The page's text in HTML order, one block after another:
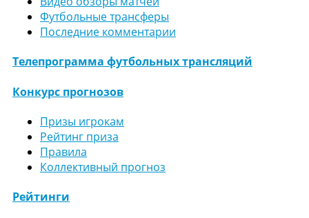
Футбольные трансферы
Последние комментарии
Телепрограмма футбольных трансляций
Конкурс прогнозов
Призы игрокам
Рейтинг приза
Правила
Коллективный прогноз
Рейтинги